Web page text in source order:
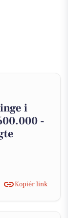
i
-
Kopiér link